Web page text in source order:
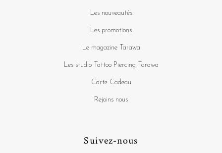
Les nouveautés
Les promotions
Le magazine Tarawa
Les studio Tattoo Piercing Tarawa
Carte Cadeau
Rejoins nous
Suivez-nous